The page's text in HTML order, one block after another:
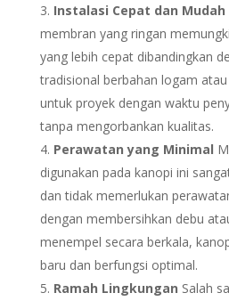
Instalasi Cepat dan Mudah
membran yang ringan
yang lebih cepat dibandingkan
tradisional berbahan logam
untuk proyek dengan waktu
tanpa mengorbankan kualitas.
Perawatan yang Minimal
digunakan pada kanopi ini
dan tidak memerlukan
dengan membersihkan debu
menempel secara berkala,
baru dan berfungsi optimal.
Ramah Lingkungan Salah